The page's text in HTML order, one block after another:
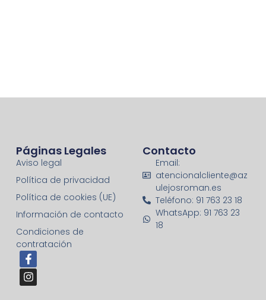
Páginas Legales
Aviso legal
Política de privacidad
Política de cookies (UE)
Información de contacto
Condiciones de
contratación
Contacto
Email:
atencionalcliente@az
ulejosroman.es
Teléfono: 91 763 23 18
WhatsApp: 91 763 23
18
F
a
c
e
I
n
s
t